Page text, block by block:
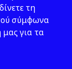
τη
σύμφωνα
για τα